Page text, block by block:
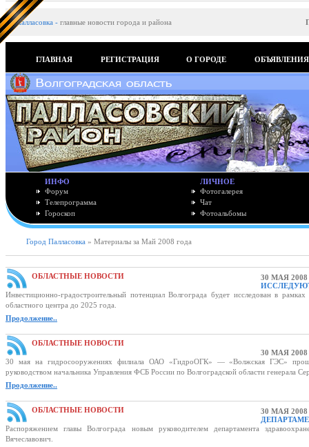
Палласовка - главные новости города и района
ГЛАВНАЯ РЕГИСТРАЦИЯ О ГОРОДЕ ОБЪЯВЛЕНИЯ
ИНФО
Форум
Телепрограмма
Гороскоп
ЛИЧНОЕ
Фотогалерея
Чат
Фотоальбомы
Город Палласовка » Материалы за Май 2008 года
ОБЛАСТНЫЕ НОВОСТИ
30 МАЯ
Инвестиционно-градостроительный потенциал Волгограда будет исследован в
областного центра до 2025 года.
Продолжение..
ОБЛАСТНЫЕ НОВОСТИ
30 МАЯ
30 мая на гидросооружениях филиала ОАО «ГидроОГК» — «Волжская ГЭС»
руководством начальника Управления ФСБ России по Волгоградской области генерала
Продолжение..
ОБЛАСТНЫЕ НОВОСТИ
30 МАЯ
Распоряжением главы Волгограда новым руководителем департамента
Вячеславович.